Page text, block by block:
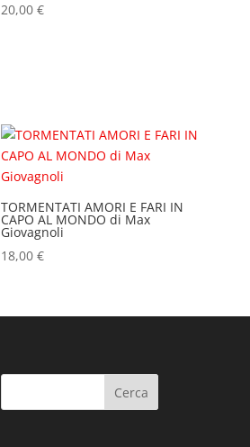
20,00€
TORMENTATI AMORI E FARI IN
CAPO AL MONDO di Max
Giovagnoli
18,00€
Cerca